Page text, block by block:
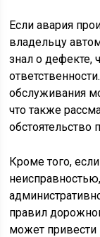
Если авария
владельцу
знал о дефекте,
обслуживания
что также
обстоятельство
Кроме того,
правил
может